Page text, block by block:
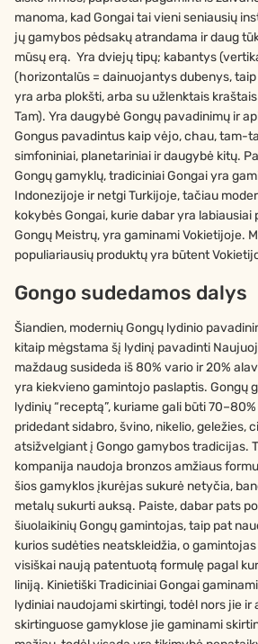
manoma, kad Gongai tai vieni seniausių
jų gamybos pėdsakų atrandama ir daug
mūsų erą. Yra dviejų tipų; kabantys
(horizontalūs = dainuojantys dubenys,
yra arba plokšti, arba su užlenktais
Tam). Yra daugybė Gongų pavadinimų ir
Gongus pavadintus kaip vėjo, chau, tam-
simfoniniai, planetariniai ir daugybė kitų.
Gongų gamyklų, tradiciniai Gongai yra
Indonezijoje ir netgi Turkijoje, tačiau
kokybės Gongai, kurie dabar yra
Gongų Meistrų, yra gaminami Vokietijoje.
populiariausių produktų yra būtent
Gongo sudedamos dalys
Šiandien, modernių Gongų lydinio
kitaip mėgstama šį lydinį pavadinti
maždaug susideda iš 80% vario ir 20%
yra kiekvieno gamintojo paslaptis. Gongų
lydinių “receptą”, kuriame gali būti
pridedant sidabro, švino, nikelio, geležies,
atsižvelgiant į Gongo gamybos tradicijas.
kompanija naudoja bronzos amžiaus
šios gamyklos įkurėjas sukurė netyčia,
metalų sukurti auksą. Paiste, dabar pats
šiuolaikinių Gongų gamintojas, taip pat
kurios sudėties neatskleidžia, o
visiškai naują patentuotą formulę pagal
liniją. Kinietiški Tradiciniai Gongai
lydiniai naudojami skirtingi, todėl nors jie ir
skirtinguose gamyklose jie gaminami